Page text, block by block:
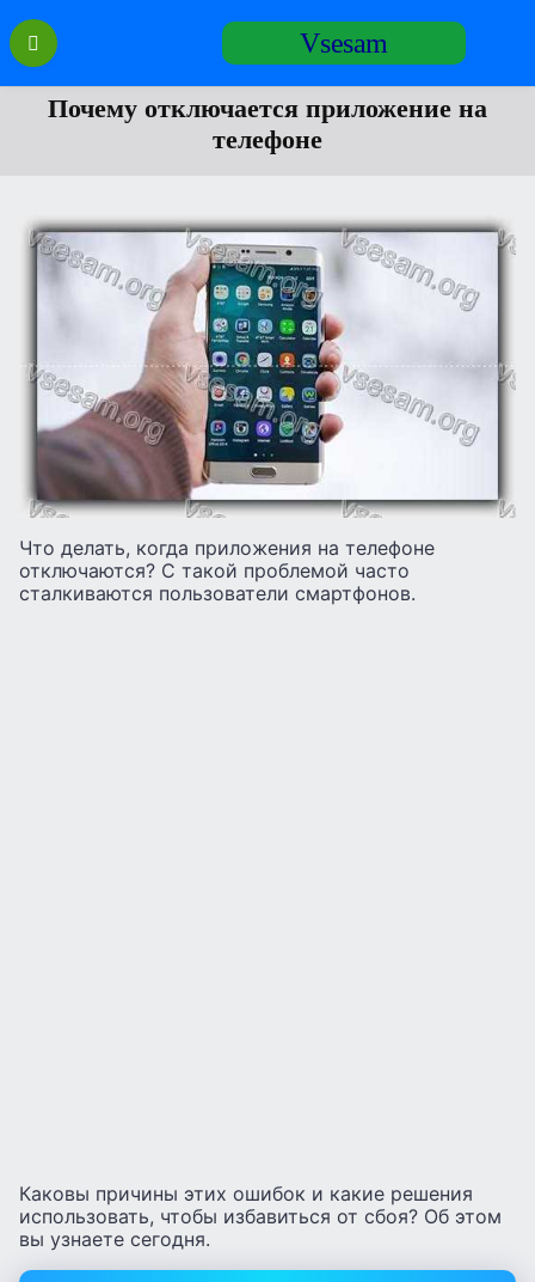
Перейти
содержанию
Vsesam
Почему отключается приложение на
телефоне
Что делать, когда приложения на телефоне
отключаются? С такой проблемой часто
сталкиваются пользователи смартфонов.
Каковы причины этих ошибок и какие решения
использовать, чтобы избавиться от сбоя? Об этом
вы узнаете сегодня.